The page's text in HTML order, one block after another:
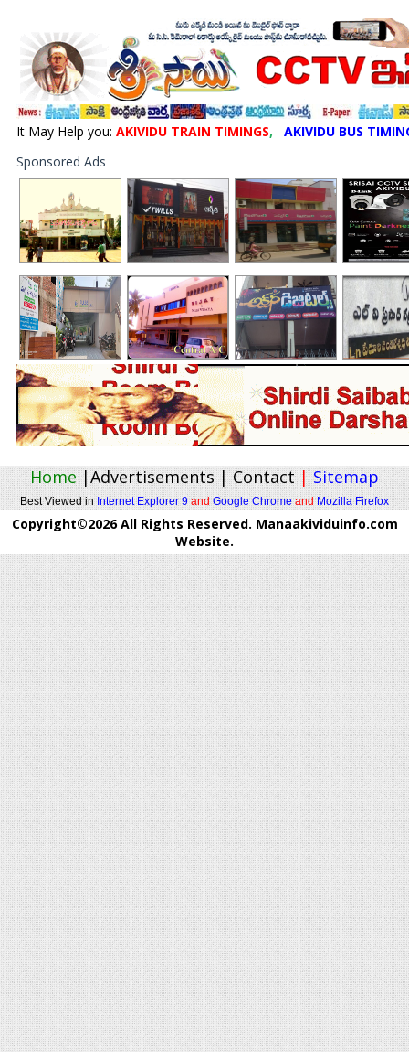
It May Help you: AKIVIDU TRAIN TIMINGS,
AKIVIDU BUS
Sponsored Ads
Home |Advertisements|Contact |Sitemap
Best Viewed in Internet Explorer 9 and Google Chrome andMozilla Firefox
Copyright©2026 All Rights Reserved. Manaakividuinfo.com
Website.